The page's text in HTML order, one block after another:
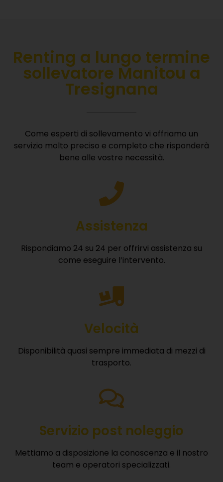
Renting a lungo termine
sollevatore Manitou a
Tresignana
Come esperti di sollevamento vi offriamo un
servizio molto preciso e completo che risponderà
bene alle vostre necessità.
Assistenza
Rispondiamo 24 su 24 per offrirvi assistenza su
come eseguire l’intervento.
Velocità
Disponibilità quasi sempre immediata di mezzi di
trasporto.
Servizio post noleggio
Mettiamo a disposizione la conoscenza e il nostro
team e operatori specializzati.